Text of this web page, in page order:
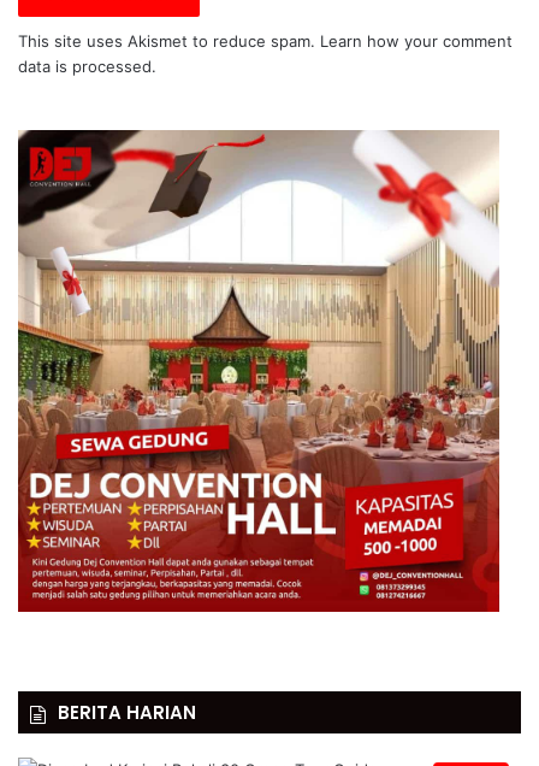
This site uses Akismet to reduce spam. Learn how your comment
data is processed.
BERITA HARIAN